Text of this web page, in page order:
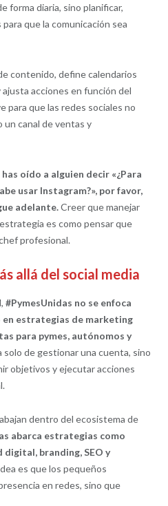
forma diaria, sino planificar,
que la comunicación sea
contenido, define calendarios
acciones en función del
para que las redes sociales no
un canal de ventas y
has oído a alguien decir «¿Para
usar Instagram?», por favor,
adelante.Creer que manejar
es como pensar que
profesional.
allá del social media
#PymesUnidas no se enfoca
en estrategias de marketing
para pymes, autónomos y
de gestionar una cuenta, sino
objetivos y ejecutar acciones
dentro del ecosistema de
abarca estrategias como
branding, SEO y
es que los pequeños
en redes, sino que